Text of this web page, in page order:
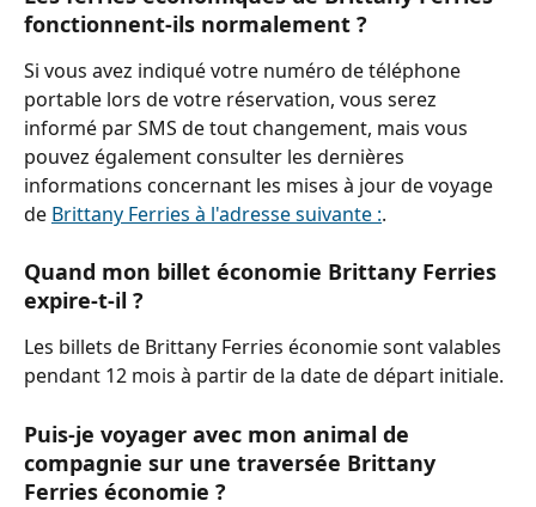
fonctionnent-ils normalement ?
Si vous avez indiqué votre numéro de téléphone
portable lors de votre réservation, vous serez
informé par SMS de tout changement, mais vous
pouvez également consulter les dernières
informations concernant les mises à jour de voyage
de Brittany Ferries à l'adresse suivante :.
Quand mon billet économie Brittany Ferries
expire-t-il ?
Les billets de Brittany Ferries économie sont valables
pendant 12 mois à partir de la date de départ initiale.
Puis-je voyager avec mon animal de
compagnie sur une traversée Brittany
Ferries économie ?